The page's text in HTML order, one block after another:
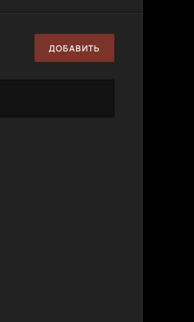
ДОБАВИТЬ